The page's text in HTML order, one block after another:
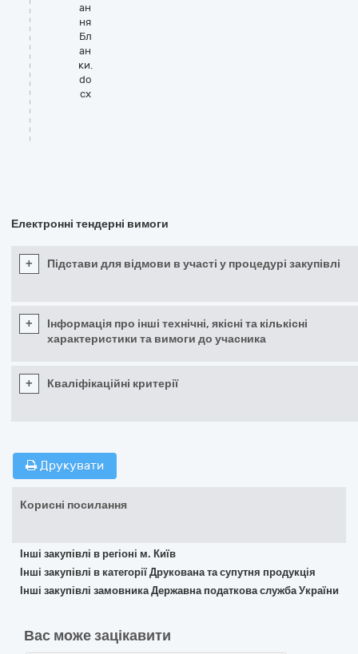
ан
ня
Бл
ан
ки.
do
cx
Електронні тендерні вимоги
+ Підстави для відмови в участі у процедурі закупівлі
+
Інформація про інші технічні, якісні та кількісні
характеристики та вимоги до учасника
+ Кваліфікаційні критерії
Друкувати
Корисні посилання
Інші закупівлі в регіоні м. Київ
Інші закупівлі в категорії Друкована та супутня продукція
Інші закупівлі замовника Державна податкова служба України
Вас може зацікавити